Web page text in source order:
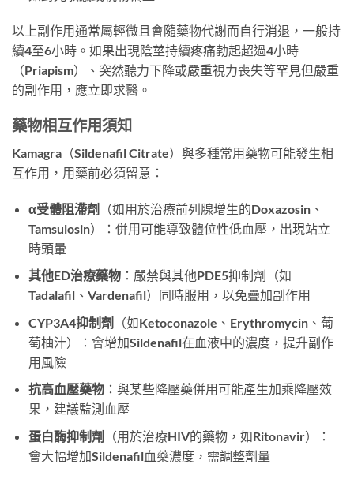
以上副作用通常屬輕微且會隨藥物代謝而自行消退，一般持
續4至6小時。如果出現陰莖持續疼痛勃起超過4小時
（Priapism）、突然聽力下降或嚴重視力喪失等罕見但嚴重
的副作用，應立即求醫。
藥物相互作用須知
Kamagra（Sildenafil Citrate）與多種常用藥物可能發生相
互作用，用藥前必須留意：
α受體阻滯劑
（如用於治療前列腺增生的Doxazosin、
Tamsulosin）：併用可能導致體位性低血壓，出現站立
時頭暈
其他ED治療藥物：嚴禁與其他PDE5抑制劑（如
Tadalafil、Vardenafil）同時服用，以免疊加副作用
CYP3A4抑制劑
（如Ketoconazole、Erythromycin、葡
萄柚汁）：會增加Sildenafil在血液中的濃度，提升副作
用風險
抗高血壓藥物：與某些降壓藥併用可能產生加乘降壓效
果，建議監測血壓
蛋白酶抑制劑
（用於治療HIV的藥物，如Ritonavir）：
會大幅增加Sildenafil血藥濃度，需調整劑量